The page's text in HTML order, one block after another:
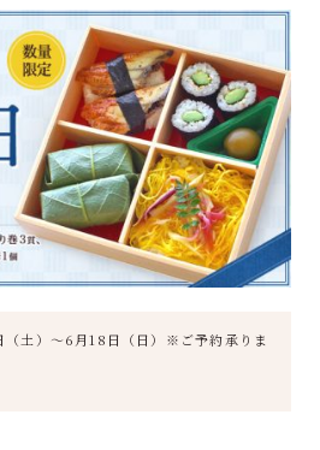
土）～6月18日（日）※ご予約承りま